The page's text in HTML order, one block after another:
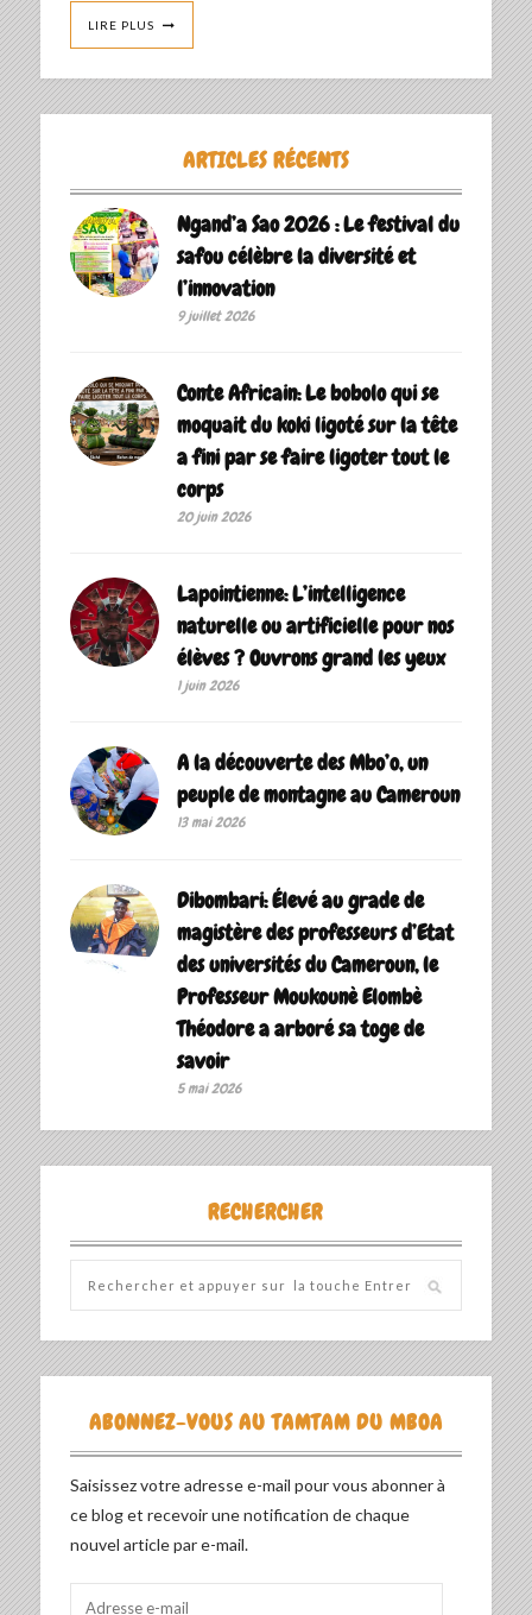
LIRE PLUS
ARTICLES RÉCENTS
Ngand’a Sao 2026 : Le festival du
safou célèbre la diversité et
l’innovation
9 juillet 2026
Conte Africain: Le bobolo qui se
moquait du koki ligoté sur la tête
a fini par se faire ligoter tout le
corps
20 juin 2026
Lapointienne: L’intelligence
naturelle ou artificielle pour nos
élèves ? Ouvrons grand les yeux
1 juin 2026
A la découverte des Mbo’o, un
peuple de montagne au Cameroun
13 mai 2026
Dibombari: Élevé au grade de
magistère des professeurs d’Etat
des universités du Cameroun, le
Professeur Moukounè Elombè
Théodore a arboré sa toge de
savoir ‎
5 mai 2026
RECHERCHER
ABONNEZ-VOUS AU TAMTAM DU MBOA
Saisissez votre adresse e-mail pour vous abonner à
ce blog et recevoir une notification de chaque
nouvel article par e-mail.
Adresse